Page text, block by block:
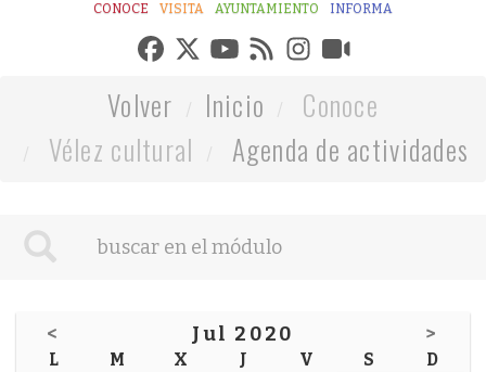
CONOCE VISITA AYUNTAMIENTO INFORMA
Volver Inicio
Conoce
Vélez cultural
Agenda de actividades
< Jul 2020 >
L M X J V S D